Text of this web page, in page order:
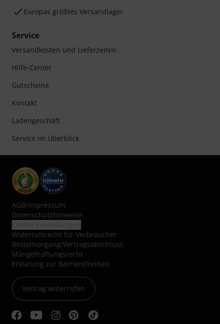
Europas größtes Versandlager
Service
Versandkosten und Lieferzeiten
Hilfe-Center
Gutscheine
Kontakt
Ladengeschäft
Service im Überblick
AGB/Impressum
Datenschutzhinweise
Widerrufsrecht für Verbraucher
Bestellvorgang/Vertragsabschluss
Mängelhaftungsrecht
Erklärung zur Barrierefreiheit
Vertrag widerrufen